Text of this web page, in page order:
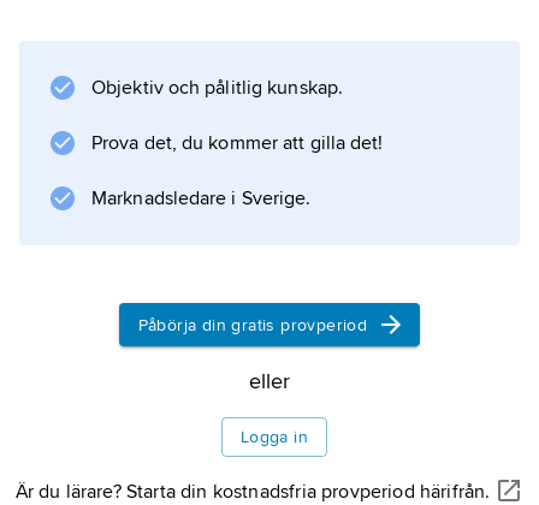
Objektiv och pålitlig kunskap.
Prova det, du kommer att gilla det!
Marknadsledare i Sverige.
Påbörja din gratis provperiod
eller
Logga in
Är du lärare? Starta din kostnadsfria provperiod härifrån.